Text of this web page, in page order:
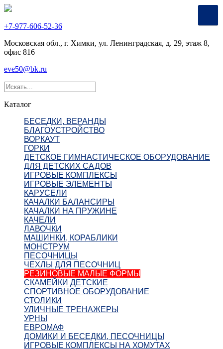
+7-977-606-52-36
Московская обл., г. Химки, ул. Ленинградская, д. 29, этаж 8,
офис 816
eve50@bk.ru
Каталог
БЕСЕДКИ, ВЕРАНДЫ
БЛАГОУСТРОЙСТВО
ВОРКАУТ
ГОРКИ
ДЕТСКОЕ ГИМНАСТИЧЕСКОЕ ОБОРУДОВАНИЕ
ДЛЯ ДЕТСКИХ САДОВ
ИГРОВЫЕ КОМПЛЕКСЫ
ИГРОВЫЕ ЭЛЕМЕНТЫ
КАРУСЕЛИ
КАЧАЛКИ БАЛАНСИРЫ
КАЧАЛКИ НА ПРУЖИНЕ
КАЧЕЛИ
ЛАВОЧКИ
МАШИНКИ, КОРАБЛИКИ
МОНСТРУМ
ПЕСОЧНИЦЫ
ЧЕХЛЫ ДЛЯ ПЕСОЧНИЦ
РЕЗИНОВЫЕ МАЛЫЕ ФОРМЫ
СКАМЕЙКИ ДЕТСКИЕ
СПОРТИВНОЕ ОБОРУДОВАНИЕ
СТОЛИКИ
УЛИЧНЫЕ ТРЕНАЖЕРЫ
УРНЫ
ЕВРОМАФ
ДОМИКИ И БЕСЕДКИ, ПЕСОЧНИЦЫ
ИГРОВЫЕ КОМПЛЕКСЫ НА ХОМУТАХ